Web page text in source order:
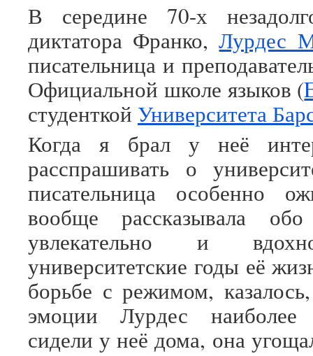
В середине 70-х
диктатора Франко,Лурдес
писательница и
Официальной школе языков (
студенткой Университета
Когда я брал у неё
расспрашивать о
писательница особенно
вообще рассказывала
увлекательно и
университетские годы её
борьбе с режимом,
эмоции Лурдес
сидели у неё дома, она